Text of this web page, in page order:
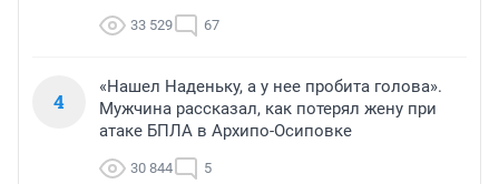
33 529 67
4
«Нашел Наденьку, а у нее пробита голова».
Мужчина рассказал, как потерял жену при
атаке БПЛА в Архипо-Осиповке
30 844 5